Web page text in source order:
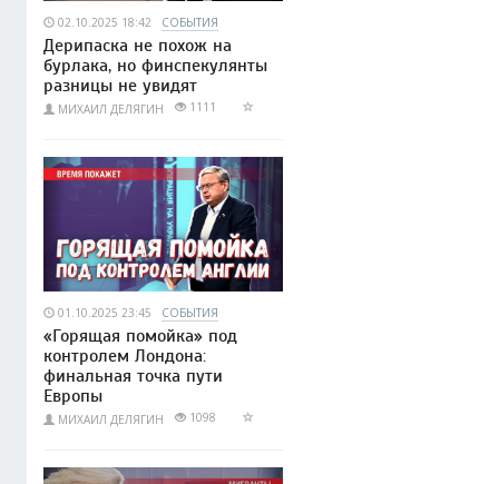
02.10.2025 18:42 СОБЫТИЯ
Дерипаска не похож на
бурлака, но финспекулянты
разницы не увидят
МИХАИЛ ДЕЛЯГИН 1111
01.10.2025 23:45 СОБЫТИЯ
«Горящая помойка» под
контролем Лондона:
финальная точка пути
Европы
МИХАИЛ ДЕЛЯГИН 1098